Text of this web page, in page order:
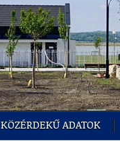
KÖZÉRDEKŰ ADATOK